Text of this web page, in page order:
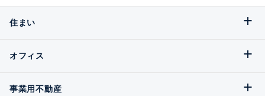
住まい
オフィス
事業用不動産